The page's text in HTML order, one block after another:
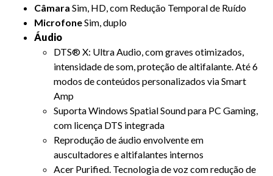
Câmara Sim, HD, com Redução Temporal de Ruído
MicrofoneSim, duplo
Áudio
DTS® X: Ultra Audio, com graves otimizados,
intensidade de som, proteção de altifalante. Até 6
modos de conteúdos personalizados via Smart
Amp
Suporta Windows Spatial Sound para PC Gaming,
com licença DTS integrada
Reprodução de áudio envolvente em
auscultadores e altifalantes internos
Acer Purified. Tecnologia de voz com redução de